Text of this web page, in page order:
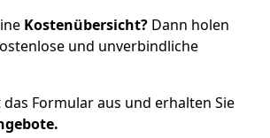
Kostenübersicht? Dann holen
und unverbindliche
das Formular aus und erhalten Sie